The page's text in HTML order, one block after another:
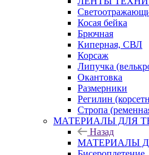
Косая бейка
Брючная
Киперная, СВЛ
Корсаж
Липучка
Окантовка
Размерники
Регилин
Стропа
МАТЕРИАЛЫ ДЛЯ
Назад
МАТЕРИАЛЫ